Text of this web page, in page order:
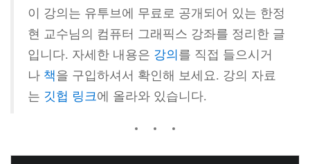
이 강의는 유투브에 무료로 공개되어 있는 한정
현 교수님의 컴퓨터 그래픽스 강좌를 정리한 글
입니다. 자세한 내용은 강의 를 직접 들으시거
나 책을 구입하셔서 확인해 보세요. 강의 자료
는 깃헙 링크에 올라와 있습니다.